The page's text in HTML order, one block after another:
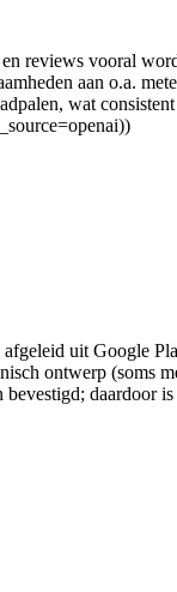
reviews vooral
aan o.a.
wat
uit Google
ontwerp (soms
daardoor